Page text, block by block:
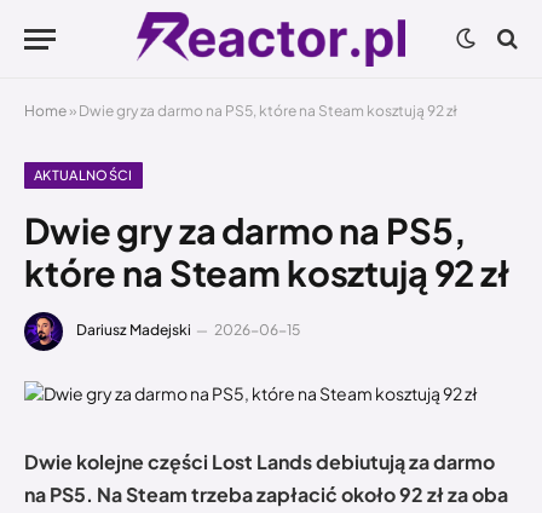
Home » Dwie gry za darmo na PS5, które na Steam kosztują 92 zł
AKTUALNOŚCI
Dwie gry za darmo na PS5,
które na Steam kosztują 92 zł
Dariusz Madejski 2026-06-15
Dwie kolejne części Lost Lands debiutują za darmo
na PS5. Na Steam trzeba zapłacić około 92 zł za oba